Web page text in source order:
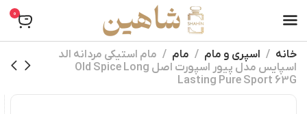
0
خانه اسپری و مام مام
مام استیکی مردانه الد
اسپایس مدل پیور اسپورت اصل Old Spice Long
Lasting Pure Sport 63G